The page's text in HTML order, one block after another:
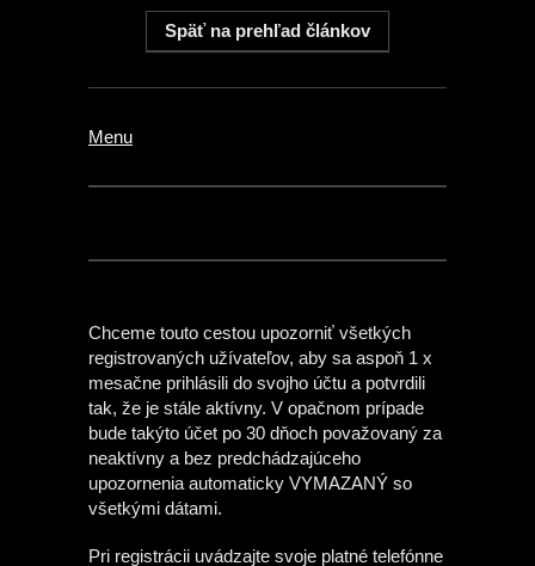
Menu
Chceme touto cestou upozorniť všetkých
registrovaných užívateľov, aby sa aspoň 1 x
mesačne prihlásili do svojho účtu a potvrdili
tak, že je stále aktívny. V opačnom prípade
bude takýto účet po 30 dňoch považovaný za
neaktívny a bez predchádzajúceho
upozornenia automaticky VYMAZANÝ so
všetkými dátami.
Pri registrácii uvádzajte svoje platné telefónne